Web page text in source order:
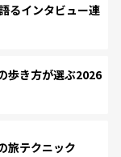
るインタビュー連
歩き方が選ぶ2026
旅テクニック